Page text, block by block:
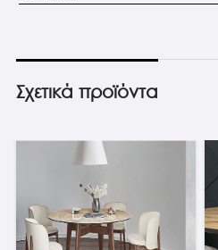
Σχετικά προϊόντα